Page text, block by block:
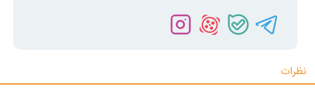
نظرات